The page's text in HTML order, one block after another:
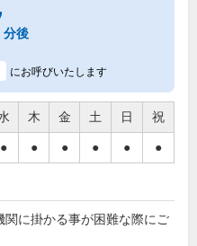
分後
にお呼びいたします
木 金 土 日 祝
● ● ● ● ● ●
に掛かる事が困難な際にご